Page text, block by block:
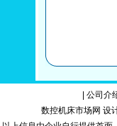
公司介
数控机床市场网 设